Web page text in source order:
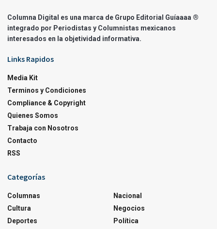
Columna Digital es una marca de Grupo Editorial Guíaaaa ®
integrado por Periodistas y Columnistas mexicanos
interesados en la objetividad informativa.
Links Rapidos
Media Kit
Terminos y Condiciones
Compliance & Copyright
Quienes Somos
Trabaja con Nosotros
Contacto
RSS
Categorías
Columnas
Cultura
Deportes
Nacional
Negocios
Política